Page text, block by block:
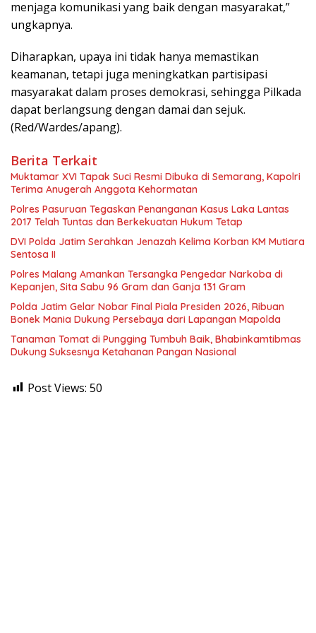
menjaga komunikasi yang baik dengan masyarakat,”
ungkapnya.
Diharapkan, upaya ini tidak hanya memastikan
keamanan, tetapi juga meningkatkan partisipasi
masyarakat dalam proses demokrasi, sehingga Pilkada
dapat berlangsung dengan damai dan sejuk.
(Red/Wardes/apang).
Berita Terkait
Muktamar XVI Tapak Suci Resmi Dibuka di Semarang, Kapolri
Terima Anugerah Anggota Kehormatan
Polres Pasuruan Tegaskan Penanganan Kasus Laka Lantas
2017 Telah Tuntas dan Berkekuatan Hukum Tetap
DVI Polda Jatim Serahkan Jenazah Kelima Korban KM Mutiara
Sentosa II
Polres Malang Amankan Tersangka Pengedar Narkoba di
Kepanjen, Sita Sabu 96 Gram dan Ganja 131 Gram
Polda Jatim Gelar Nobar Final Piala Presiden 2026, Ribuan
Bonek Mania Dukung Persebaya dari Lapangan Mapolda
Tanaman Tomat di Pungging Tumbuh Baik, Bhabinkamtibmas
Dukung Suksesnya Ketahanan Pangan Nasional
Post Views: 50